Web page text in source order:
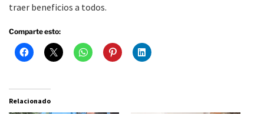
traer beneficios a todos.
Comparte esto:
Relacionado